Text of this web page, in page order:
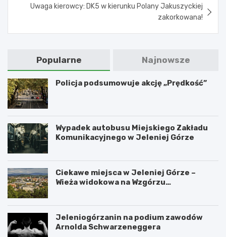
Uwaga kierowcy: DK5 w kierunku Polany Jakuszyckiej
zakorkowana!
Popularne Najnowsze
Policja podsumowuje akcję „Prędkość”
Wypadek autobusu Miejskiego Zakładu
Komunikacyjnego w Jeleniej Górze
Ciekawe miejsca w Jeleniej Górze –
Wieża widokowa na Wzgórzu
Jeleniogórzanin na podium zawodów
Arnolda Schwarzeneggera